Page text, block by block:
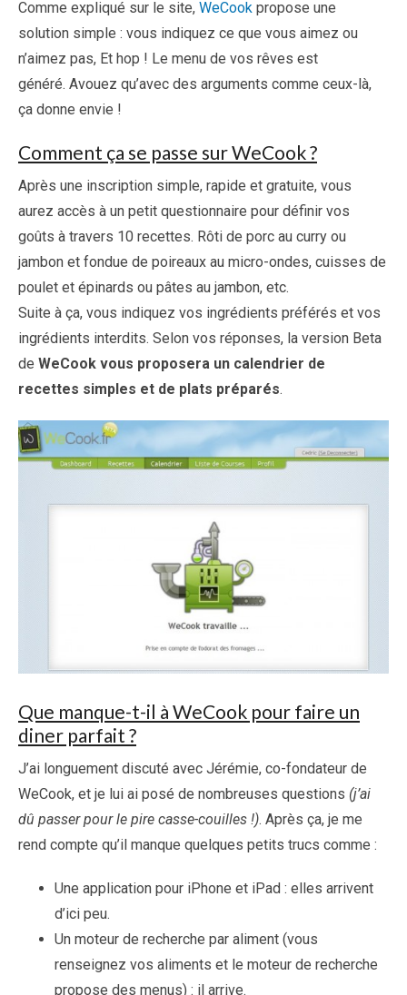
Comme expliqué sur le site, WeCook propose une
solution simple : vous indiquez ce que vous aimez ou
n’aimez pas, Et hop ! Le menu de vos rêves est
généré. Avouez qu’avec des arguments comme ceux-là,
ça donne envie !
Comment ça se passe sur WeCook ?
Après une inscription simple, rapide et gratuite, vous
aurez accès à un petit questionnaire pour définir vos
goûts à travers 10 recettes. Rôti de porc au curry ou
jambon et fondue de poireaux au micro-ondes, cuisses de
poulet et épinards ou pâtes au jambon, etc.
Suite à ça, vous indiquez vos ingrédients préférés et vos
ingrédients interdits. Selon vos réponses, la version Beta
de WeCook vous proposera un calendrier de
recettes simples et de plats préparés.
Que manque-t-il à WeCook pour faire un
diner parfait ?
J’ai longuement discuté avec Jérémie, co-fondateur de
WeCook, et je lui ai posé de nombreuses questions (j’ai
dû passer pour le pire casse-couilles !). Après ça, je me
rend compte qu’il manque quelques petits trucs comme :
Une application pour iPhone et iPad : elles arrivent
d’ici peu.
Un moteur de recherche par aliment (vous
renseignez vos aliments et le moteur de recherche
propose des menus) : il arrive.